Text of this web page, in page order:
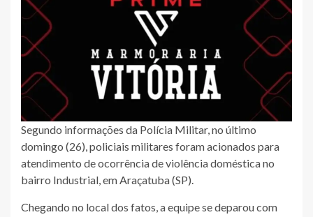
Segundo informações da Polícia Militar, no último
domingo (26), policiais militares foram acionados para
atendimento de ocorrência de violência doméstica no
bairro Industrial, em Araçatuba (SP).
Chegando no local dos fatos, a equipe se deparou com